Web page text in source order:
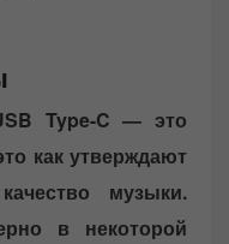
Type-C — это
как утверждают
музыки.
в некоторой